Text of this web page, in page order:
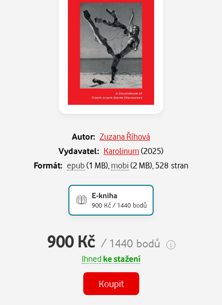
Autor: Zuzana Říhová
Vydavatel: Karolinum(2025)
Formát: epub(1 MB), mobi(2 MB), 528 stran
E-kniha
900 Kč / 1440 bodů
900 Kč / 1440 bodů
Ihned ke stažení
Koupit